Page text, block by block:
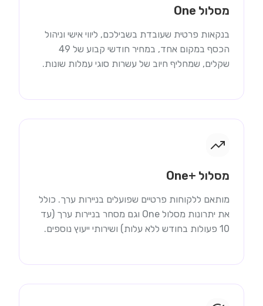
מסלול One
בנקאות פרטית שעובדת בשבילכם, ליווי אישי וניהול
הכסף במקום אחד, במחיר חודשי קבוע של 49
שקלים, שמחליף חיוב של עשרות סוגי עמלות שונות.
מסלול +One
מותאם ללקוחות פרטיים שפועלים בניירות ערך. כולל
את יתרונות מסלול One וגם מסחר בניירות ערך (עד
10 פעולות בחודש ללא עלות) ושירותי ייעוץ נוספים.